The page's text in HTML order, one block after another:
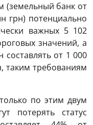
(земельный банк от
грн) потенциально
важных 5 102
значений, а
от 1 000
таким требованиям
по этим двум
потерять статус